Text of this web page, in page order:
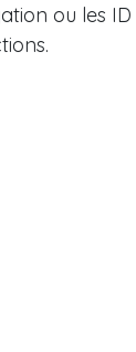
ou les ID